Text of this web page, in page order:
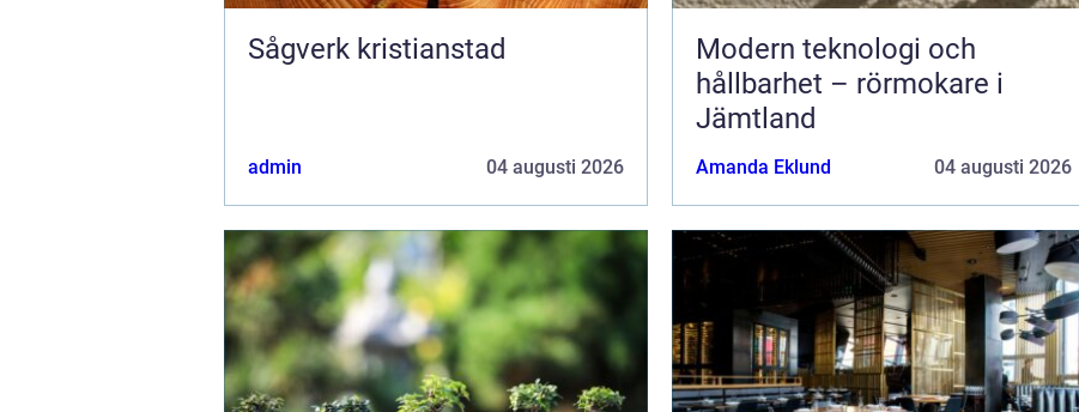
Sågverk kristianstad
admin 04 augusti 2026
Modern teknologi och
hållbarhet – rörmokare i
Jämtland
Amanda Eklund 04 augusti 2026